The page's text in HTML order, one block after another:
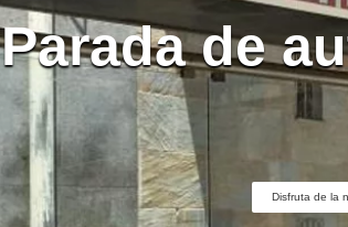
Parada de
Disfruta de la